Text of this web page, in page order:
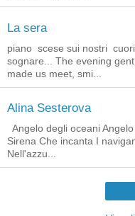
La sera
piano scese sui nostri
sognare... The evening
made us meet, smi...
Alina Sesterova
Angelo degli oceani
Sirena Che incanta I
Nell'azzu...